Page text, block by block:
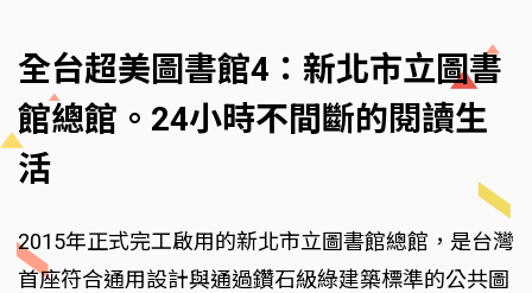
全台超美圖書館4：新北市立圖書
館總館。24小時不間斷的閱讀生
活
2015年正式完工啟用的新北市立圖書館總館，是台灣
首座符合通用設計與通過鑽石級綠建築標準的公共圖